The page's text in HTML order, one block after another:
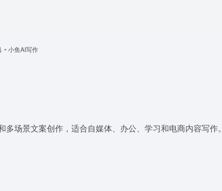
• 小鱼AI写作
场景文案创作，适合自媒体、办公、学习和电商内容写作。